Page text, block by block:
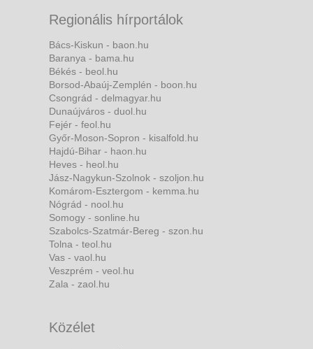
Regionális hírportálok
Bács-Kiskun - baon.hu
Baranya - bama.hu
Békés - beol.hu
Borsod-Abaúj-Zemplén - boon.hu
Csongrád - delmagyar.hu
Dunaújváros - duol.hu
Fejér - feol.hu
Győr-Moson-Sopron - kisalfold.hu
Hajdú-Bihar - haon.hu
Heves - heol.hu
Jász-Nagykun-Szolnok - szoljon.hu
Komárom-Esztergom - kemma.hu
Nógrád - nool.hu
Somogy - sonline.hu
Szabolcs-Szatmár-Bereg - szon.hu
Tolna - teol.hu
Vas - vaol.hu
Veszprém - veol.hu
Zala - zaol.hu
Közélet